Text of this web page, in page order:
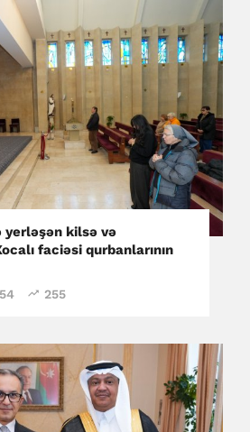
yerləşən kilsə və
faciəsi qurbanlarının
255